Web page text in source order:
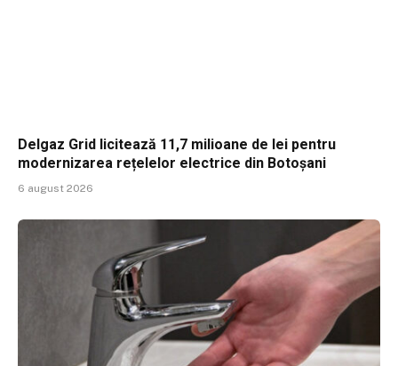
Delgaz Grid licitează 11,7 milioane de lei pentru
modernizarea rețelelor electrice din Botoșani
6 august 2026